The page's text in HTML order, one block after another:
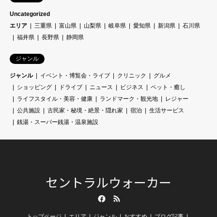
Uncategorized
エリア
三重県 富山県 山梨県 岐阜県 愛知県 新潟県
石川県
福井県
長野県 静岡県
ジャンル
ジャンル イベント・博覧会・ライブ クリニック
グルメ
ショッピング
ドライブ ニュース ビジネス
ペット・癒し
ライフスタイル・美容・健康
ランドマーク・観光地
レジャー
公共施設
古民家・秘境・絶景・隠れ家 宿泊
生活サービス
銭湯・スーパー銭湯・温泉施設
セントラルウォーカー